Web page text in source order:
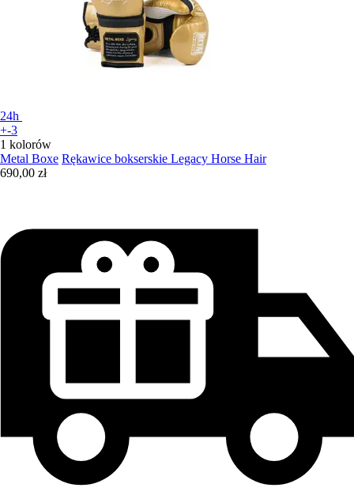
24h
+-3
1 kolorów
Metal Boxe Rękawice bokserskie Legacy Horse Hair
690,00 zł